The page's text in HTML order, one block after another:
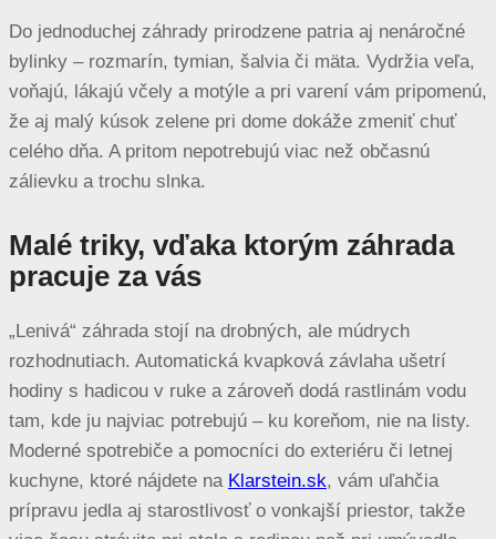
Do jednoduchej záhrady prirodzene patria aj nenáročné
bylinky – rozmarín, tymian, šalvia či mäta. Vydržia veľa,
voňajú, lákajú včely a motýle a pri varení vám pripomenú,
že aj malý kúsok zelene pri dome dokáže zmeniť chuť
celého dňa. A pritom nepotrebujú viac než občasnú
zálievku a trochu slnka.
Malé triky, vďaka ktorým záhrada
pracuje za vás
„Lenivá“ záhrada stojí na drobných, ale múdrych
rozhodnutiach. Automatická kvapková závlaha ušetrí
hodiny s hadicou v ruke a zároveň dodá rastlinám vodu
tam, kde ju najviac potrebujú – ku koreňom, nie na listy.
Moderné spotrebiče a pomocníci do exteriéru či letnej
kuchyne, ktoré nájdete na Klarstein.sk, vám uľahčia
prípravu jedla aj starostlivosť o vonkajší priestor, takže